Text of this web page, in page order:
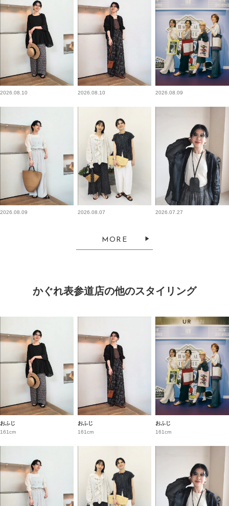
2026.08.10 2026.08.10 2026.08.09
2026.08.09 2026.08.07 2026.07.27
MORE
かぐれ表参道店の他のスタイリング
おふじ
161cm
おふじ
161cm
おふじ
161cm